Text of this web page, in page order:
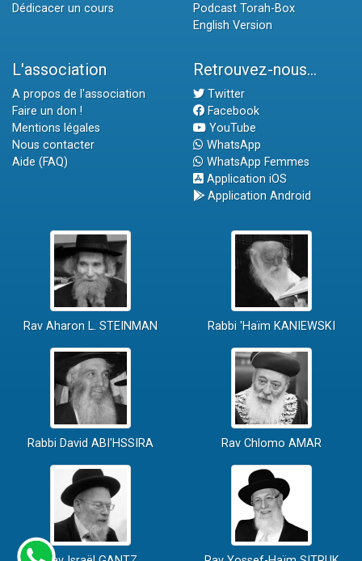
Dédicacer un cours
Podcast Torah-Box
English Version
L'association
A propos de l'association
Faire un don !
Mentions légales
Nous contacter
Aide (FAQ)
Retrouvez-nous...
Twitter
Facebook
YouTube
WhatsApp
WhatsApp Femmes
Application iOS
Application Android
Rav Aharon L. STEINMAN Rabbi 'Haïm KANIEWSKI
Rabbi David ABI'HSSIRA Rav Chlomo AMAR